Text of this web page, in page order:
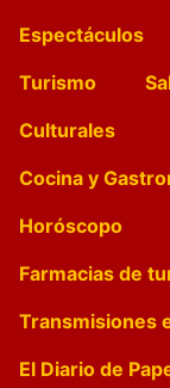
Espectáculos
Turismo
Culturales
Cocina y
Horóscopo
Farmacias de
Transmisiones
El Diario de